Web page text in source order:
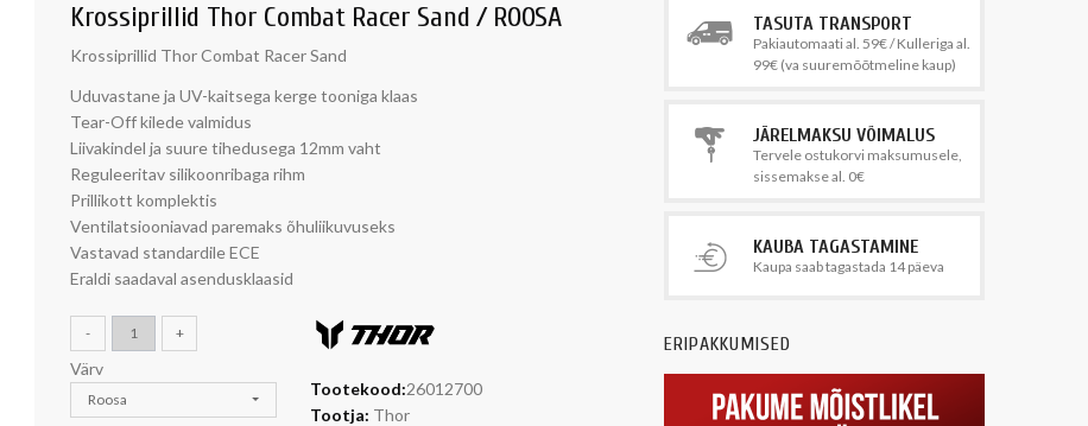
TASUTA TRANSPORT
Pakiautomaati al. 59€ / Kulleriga al.
99€ (va suuremõõtmeline kaup)
JÄRELMAKSU VÕIMALUS
Tervele ostukorvi maksumusele,
sissemakse al. 0€
KAUBA TAGASTAMINE
Kaupa saab tagastada 14 päeva
ERIPAKKUMISED
Krossiprillid Thor Combat Racer Sand / ROOSA
Krossiprillid Thor Combat Racer Sand
Uduvastane ja UV-kaitsega kerge tooniga klaas
Tear-Off kilede valmidus
Liivakindel ja suure tihedusega 12mm vaht
Reguleeritav silikoonribaga rihm
Prillikott komplektis
Ventilatsiooniavad paremaks õhuliikuvuseks
Vastavad standardile ECE
Eraldi saadaval asendusklaasid
Tootekood:26012700
Tootja: Thor
- +
Värv
Roosa